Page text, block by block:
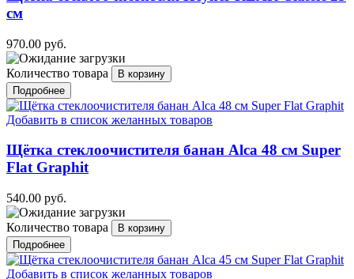
см
970.00 руб.
Количество товара
Подробнее
Добавить в список желанных товаров
Щётка стеклоочистителя банан Alca 48 см Super
Flat Graphit
540.00 руб.
Количество товара
Подробнее
Добавить в список желанных товаров